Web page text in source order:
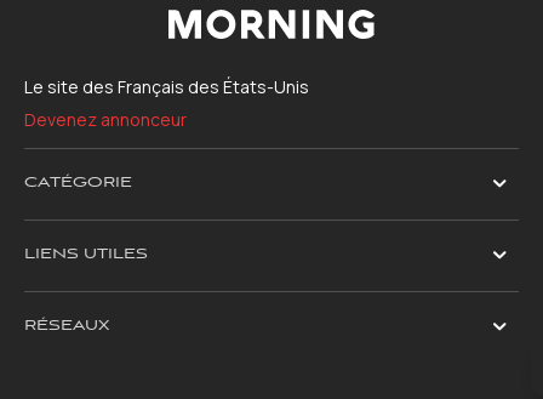
Le site des Français des États-Unis
Devenez annonceur
CATÉGORIE
LIENS UTILES
RÉSEAUX